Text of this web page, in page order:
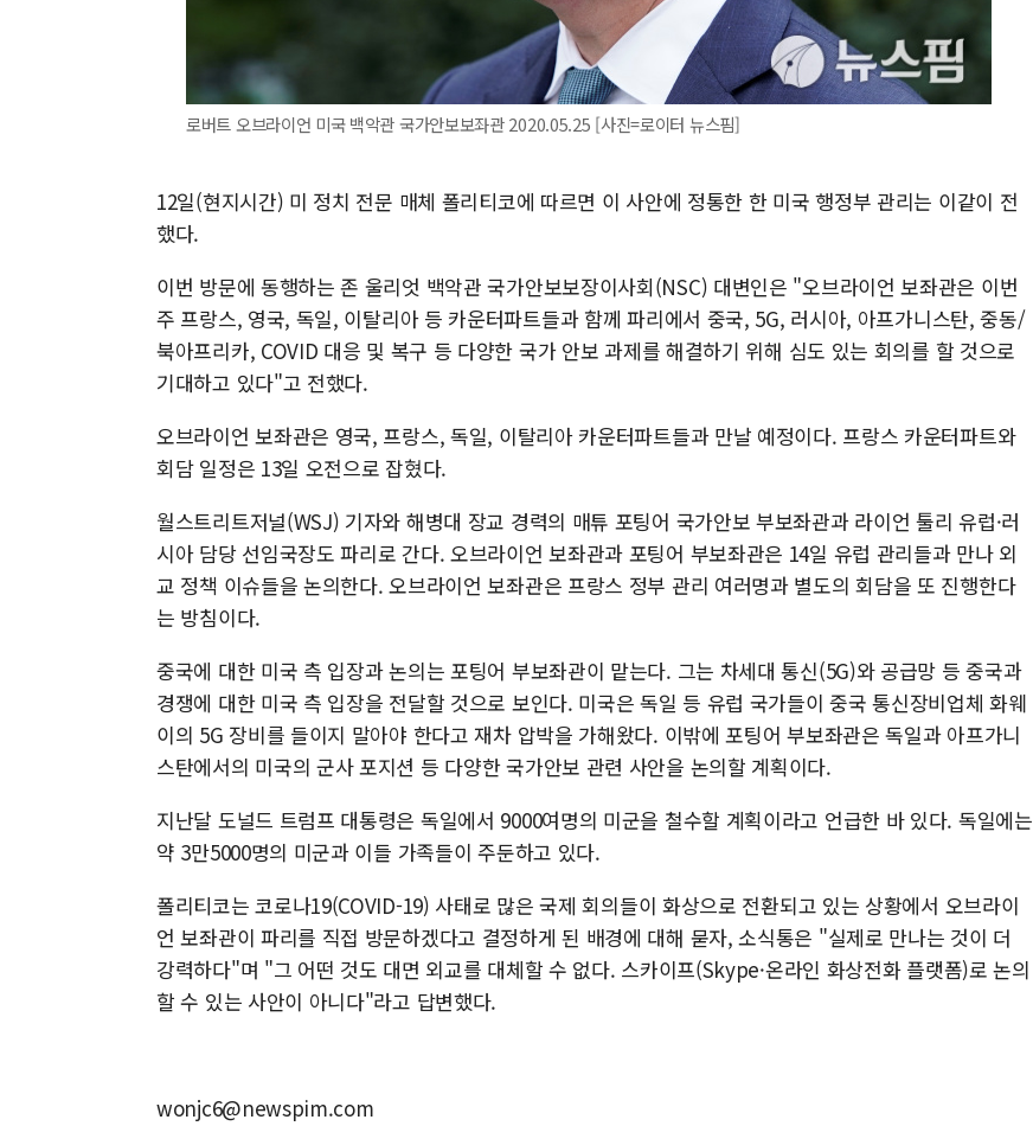
로버트 오브라이언 미국 백악관 국가안보보좌관 2020.05.25 [사진=로이터 뉴스핌]
12일(현지시간) 미 정치 전문 매체 폴리티코에 따르면 이 사안에 정통한 한 미국 행정부 관리는 이같이 전
했다.
이번 방문에 동행하는 존 울리엇 백악관 국가안보보장이사회(NSC) 대변인은 "오브라이언 보좌관은 이번
주 프랑스, 영국, 독일, 이탈리아 등 카운터파트들과 함께 파리에서 중국, 5G, 러시아, 아프가니스탄, 중동/
북아프리카, COVID 대응 및 복구 등 다양한 국가 안보 과제를 해결하기 위해 심도 있는 회의를 할 것으로
기대하고 있다"고 전했다.
오브라이언 보좌관은 영국, 프랑스, 독일, 이탈리아 카운터파트들과 만날 예정이다. 프랑스 카운터파트와
회담 일정은 13일 오전으로 잡혔다.
월스트리트저널(WSJ) 기자와 해병대 장교 경력의 매튜 포팅어 국가안보 부보좌관과 라이언 툴리 유럽·러
시아 담당 선임국장도 파리로 간다. 오브라이언 보좌관과 포팅어 부보좌관은 14일 유럽 관리들과 만나 외
교 정책 이슈들을 논의한다. 오브라이언 보좌관은 프랑스 정부 관리 여러명과 별도의 회담을 또 진행한다
는 방침이다.
중국에 대한 미국 측 입장과 논의는 포팅어 부보좌관이 맡는다. 그는 차세대 통신(5G)와 공급망 등 중국과
경쟁에 대한 미국 측 입장을 전달할 것으로 보인다. 미국은 독일 등 유럽 국가들이 중국 통신장비업체 화웨
이의 5G 장비를 들이지 말아야 한다고 재차 압박을 가해왔다. 이밖에 포팅어 부보좌관은 독일과 아프가니
스탄에서의 미국의 군사 포지션 등 다양한 국가안보 관련 사안을 논의할 계획이다.
지난달 도널드 트럼프 대통령은 독일에서 9000여명의 미군을 철수할 계획이라고 언급한 바 있다. 독일에는
약 3만5000명의 미군과 이들 가족들이 주둔하고 있다.
폴리티코는 코로나19(COVID-19) 사태로 많은 국제 회의들이 화상으로 전환되고 있는 상황에서 오브라이
언 보좌관이 파리를 직접 방문하겠다고 결정하게 된 배경에 대해 묻자, 소식통은 "실제로 만나는 것이 더
강력하다"며 "그 어떤 것도 대면 외교를 대체할 수 없다. 스카이프(Skype·온라인 화상전화 플랫폼)로 논의
할 수 있는 사안이 아니다"라고 답변했다.
wonjc6@newspim.com